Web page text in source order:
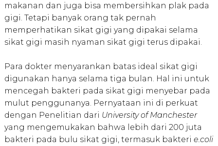
makanan dan juga bisa membersihkan plak pada
gigi. Tetapi banyak orang tak pernah
memperhatikan sikat gigi yang dipakai selama
sikat gigi masih nyaman sikat gigi terus dipakai.
Para dokter menyarankan batas ideal sikat gigi
digunakan hanya selama tiga bulan. Hal ini untuk
mencegah bakteri pada sikat gigi menyebar pada
mulut penggunanya. Pernyataan ini di perkuat
dengan Penelitian dari University of Manchester
yang mengemukakan bahwa lebih dari 200 juta
bakteri pada bulu sikat gigi, termasuk bakteri e.coli